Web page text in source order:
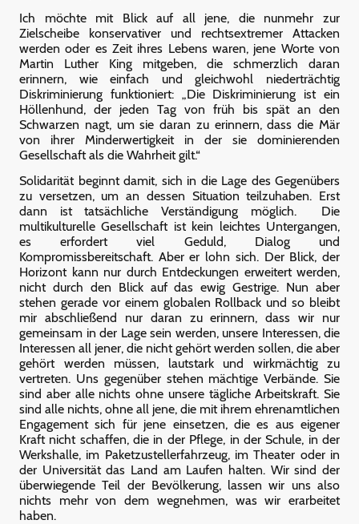
Ich möchte mit Blick auf all jene, die nunmehr zur
Zielscheibe konservativer und rechtsextremer Attacken
werden oder es Zeit ihres Lebens waren, jene Worte von
Martin Luther King mitgeben, die schmerzlich daran
erinnern, wie einfach und gleichwohl niederträchtig
Diskriminierung funktioniert: „Die Diskriminierung ist ein
Höllenhund, der jeden Tag von früh bis spät an den
Schwarzen nagt, um sie daran zu erinnern, dass die Mär
von ihrer Minderwertigkeit in der sie dominierenden
Gesellschaft als die Wahrheit gilt.“
Solidarität beginnt damit, sich in die Lage des Gegenübers
zu versetzen, um an dessen Situation teilzuhaben. Erst
dann ist tatsächliche Verständigung möglich. Die
multikulturelle Gesellschaft ist kein leichtes Untergangen,
es erfordert viel Geduld, Dialog und
Kompromissbereitschaft. Aber er lohn sich. Der Blick, der
Horizont kann nur durch Entdeckungen erweitert werden,
nicht durch den Blick auf das ewig Gestrige. Nun aber
stehen gerade vor einem globalen Rollback und so bleibt
mir abschließend nur daran zu erinnern, dass wir nur
gemeinsam in der Lage sein werden, unsere Interessen, die
Interessen all jener, die nicht gehört werden sollen, die aber
gehört werden müssen, lautstark und wirkmächtig zu
vertreten. Uns gegenüber stehen mächtige Verbände. Sie
sind aber alle nichts ohne unsere tägliche Arbeitskraft. Sie
sind alle nichts, ohne all jene, die mit ihrem ehrenamtlichen
Engagement sich für jene einsetzen, die es aus eigener
Kraft nicht schaffen, die in der Pflege, in der Schule, in der
Werkshalle, im Paketzustellerfahrzeug, im Theater oder in
der Universität das Land am Laufen halten. Wir sind der
überwiegende Teil der Bevölkerung, lassen wir uns also
nichts mehr von dem wegnehmen, was wir erarbeitet
haben.